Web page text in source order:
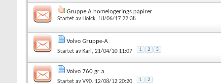
Gruppe A homelogerings papirer
Startet av Holck, 18/06/17 22:38
Volvo Gruppe-A
Startet av Karl , 21/04/10 11:07 1 2 3
Volvo 760 gr a
Startet avV90, 12/08/12 20:20 1 2